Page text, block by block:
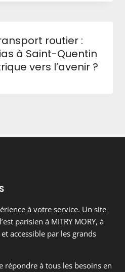
routier :
à Saint-Quentin
vers l’avenir ?
à votre service. Un site
parisien à MITRY MORY, à
accessible par les grands
répondre à tous les besoins en